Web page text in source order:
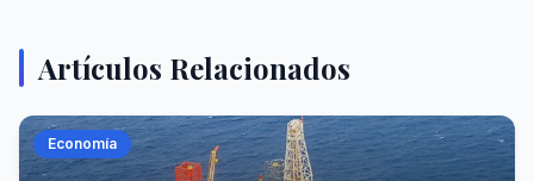
Artículos Relacionados
Economía